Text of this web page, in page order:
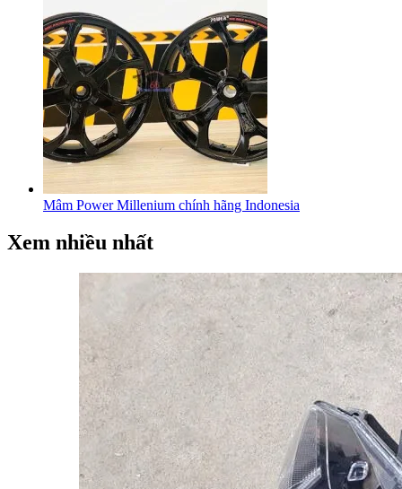
Mâm Power Millenium chính hãng Indonesia
Xem nhiều nhất